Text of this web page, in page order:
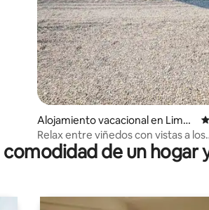
Alojamiento vacacional en Liman
a
Relax entre viñedos con vistas a los
Dolomitas
comodidad de un hogar